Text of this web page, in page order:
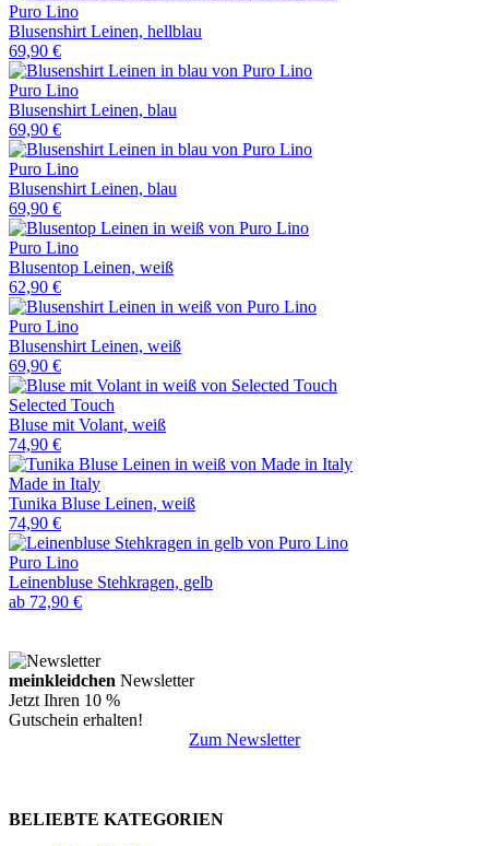
Puro Lino
Blusenshirt Leinen, hellblau
69,90 €
Puro Lino
Blusenshirt Leinen, blau
69,90 €
Puro Lino
Blusenshirt Leinen, blau
69,90 €
Puro Lino
Blusentop Leinen, weiß
62,90 €
Puro Lino
Blusenshirt Leinen, weiß
69,90 €
Selected Touch
Bluse mit Volant, weiß
74,90 €
Made in Italy
Tunika Bluse Leinen, weiß
74,90 €
Puro Lino
Leinenbluse Stehkragen, gelb
ab 72,90 €
meinkleidchen Newsletter
Jetzt Ihren 10 %
Gutschein erhalten!
Zum Newsletter
BELIEBTE KATEGORIEN